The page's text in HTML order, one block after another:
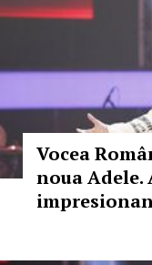
Vocea
noua Adele.